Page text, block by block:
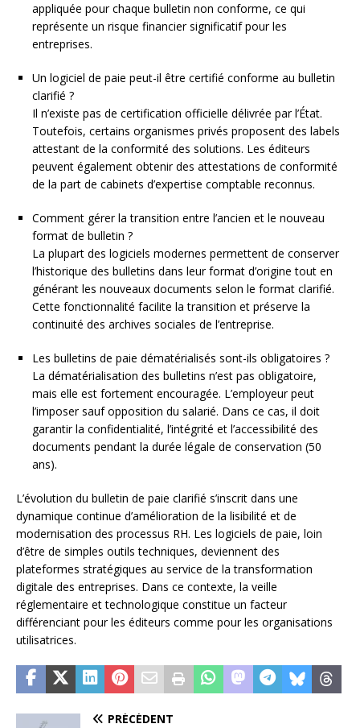
appliquée pour chaque bulletin non conforme, ce qui
représente un risque financier significatif pour les
entreprises.
Un logiciel de paie peut-il être certifié conforme au bulletin
clarifié ?
Il n’existe pas de certification officielle délivrée par l’État.
Toutefois, certains organismes privés proposent des labels
attestant de la conformité des solutions. Les éditeurs
peuvent également obtenir des attestations de conformité
de la part de cabinets d’expertise comptable reconnus.
Comment gérer la transition entre l’ancien et le nouveau
format de bulletin ?
La plupart des logiciels modernes permettent de conserver
l’historique des bulletins dans leur format d’origine tout en
générant les nouveaux documents selon le format clarifié.
Cette fonctionnalité facilite la transition et préserve la
continuité des archives sociales de l’entreprise.
Les bulletins de paie dématérialisés sont-ils obligatoires ?
La dématérialisation des bulletins n’est pas obligatoire,
mais elle est fortement encouragée. L’employeur peut
l’imposer sauf opposition du salarié. Dans ce cas, il doit
garantir la confidentialité, l’intégrité et l’accessibilité des
documents pendant la durée légale de conservation (50
ans).
L’évolution du bulletin de paie clarifié s’inscrit dans une
dynamique continue d’amélioration de la lisibilité et de
modernisation des processus RH. Les logiciels de paie, loin
d’être de simples outils techniques, deviennent des
plateformes stratégiques au service de la transformation
digitale des entreprises. Dans ce contexte, la veille
réglementaire et technologique constitue un facteur
différenciant pour les éditeurs comme pour les organisations
utilisatrices.
PRÉCÉDENT